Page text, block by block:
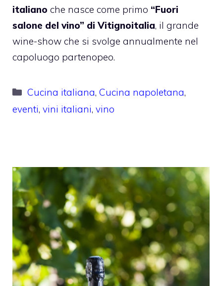
italiano che nasce come primo “Fuori
salone del vino” di Vitignoitalia, il grande
wine-show che si svolge annualmente nel
capoluogo partenopeo.
Categorie
Cucina italiana,Cucina napoletana,
eventi, vini italiani, vino